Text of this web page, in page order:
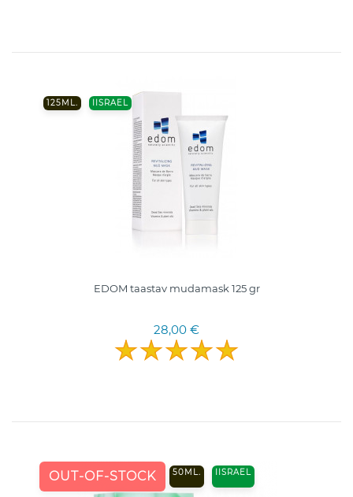
125ML. IISRAEL
EDOM taastav mudamask 125 gr
28,00 €
OUT-OF-STOCK 50ML. IISRAEL